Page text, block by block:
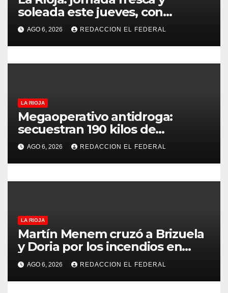
t
r
a
s
soleada este jueves, con
temperaturas estables para el
viernes
AGO 6, 2026 REDACCION EL FEDERAL
LA RIOJA
Megaoperativo antidroga:
secuestran 190 kilos de
marihuana que tenían como
destino La Rioja y Catamarca
AGO 6, 2026 REDACCION EL FEDERAL
LA RIOJA
Martín Menem cruzó a Brizuela
y Doria por los incendios en
Guanchín: “Miente
descaradamente”
AGO 6, 2026 REDACCION EL FEDERAL